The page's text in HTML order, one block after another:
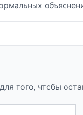
того, чтобы